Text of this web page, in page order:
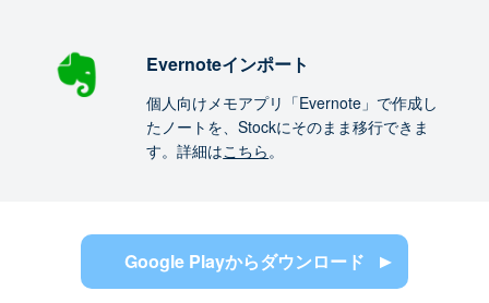
Evernoteインポート
個人向けメモアプリ「Evernote」で作成し
たノートを、Stockにそのまま移行できま
す。詳細はこちら。
Google Playからダウンロード